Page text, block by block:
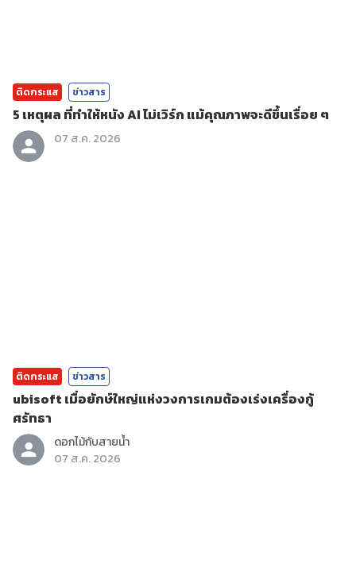
ติดกระแส ข่าวสาร
5 เหตุผล ที่ทำให้หนัง AI ไม่เวิร์ก แม้คุณภาพจะดีขึ้นเรื่อย ๆ
07 ส.ค. 2026
ติดกระแส ข่าวสาร
ubisoft เมื่อยักษ์ใหญ่แห่งวงการเกมต้องเร่งเครื่องกู้
ศรัทธา
ดอกไม้กับสายน้ำ
07 ส.ค. 2026